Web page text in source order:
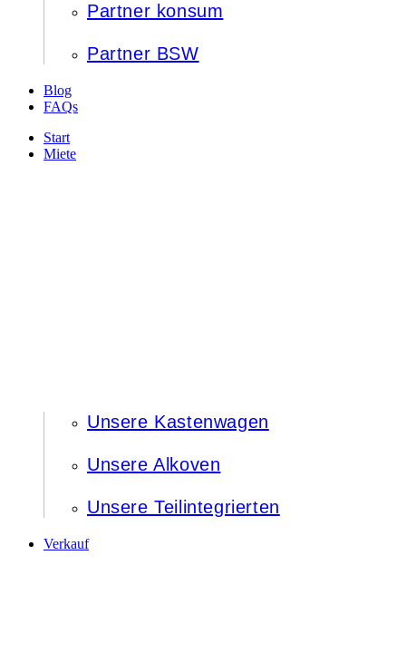
Partner konsum
Partner BSW
Blog
FAQs
Start
Miete
Unsere Kastenwagen
Unsere Alkoven
Unsere Teilintegrierten
Verkauf